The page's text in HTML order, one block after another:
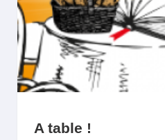
A table !